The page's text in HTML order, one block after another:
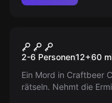
Süße Rache
2-6 Personen12+60
Ein Mord in Craftbeer
rätseln. Nehmt die